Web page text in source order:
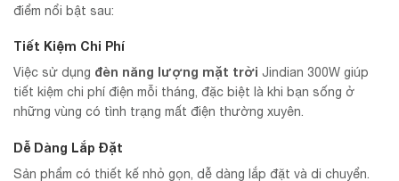
điểm nổi bật sau:
Tiết Kiệm Chi Phí
Việc sử dụng đèn năng lượng mặt trời Jindian 300W giúp
tiết kiệm chi phí điện mỗi tháng, đặc biệt là khi bạn sống ở
những vùng có tình trạng mất điện thường xuyên.
Dễ Dàng Lắp Đặt
Sản phẩm có thiết kế nhỏ gọn, dễ dàng lắp đặt và di chuyển.